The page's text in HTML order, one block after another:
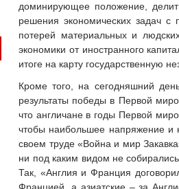
доминирующее положение,
решения экономических задач с
потерей материальных и
экономики от иностранного
итоге на карту государственную
Кроме того, на сегодняшний
результаты победы в Первой
что англичане в годы Первой
чтобы наибольшее напряжение и
своем труде «Война и мир
ни под каким видом не
Так, «Англия и Франция
Францией, а азиатские – за